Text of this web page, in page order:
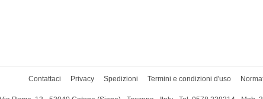
Contattaci Privacy Spedizioni Termini e condizioni d'uso